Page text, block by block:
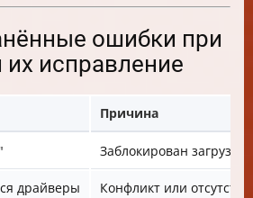
ошибки при
исправление
Причина
Заблокирован загрузчик
драйверы Конфликт или